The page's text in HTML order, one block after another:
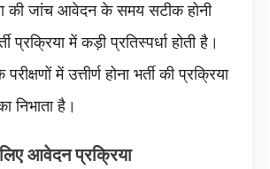
की जांच आवेदन के समय सटीक होनी
प्रक्रिया में कड़ी प्रतिस्पर्धा होती है।
में उत्तीर्ण होना भर्ती की प्रक्रिया
निभाता है।
लिए आवेदन प्रक्रिया